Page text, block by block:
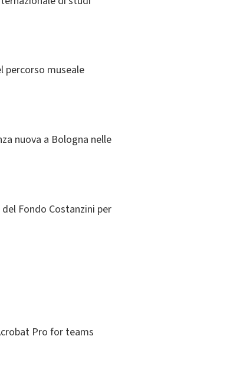
percorso museale
nuova a Bologna nelle
Fondo Costanzini per
Pro for teams